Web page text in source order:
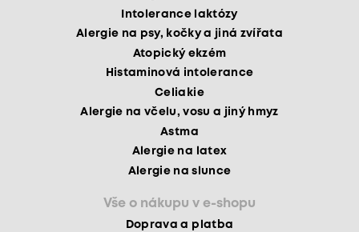
Intolerance laktózy
Alergie na psy, kočky a jiná zvířata
Atopický ekzém
Histaminová intolerance
Celiakie
Alergie na včelu, vosu a jiný hmyz
Astma
Alergie na latex
Alergie na slunce
Vše o nákupu v e-shopu
Doprava a platba